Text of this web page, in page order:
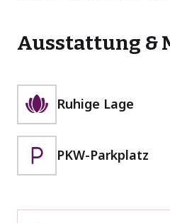
Ausstattung &
Ruhige Lage
PKW-Parkplatz